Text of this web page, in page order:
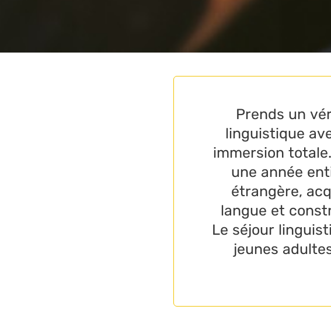
Prends un
linguistique
immersion
une année
étrangère,
langue et
Le séjour
jeunes